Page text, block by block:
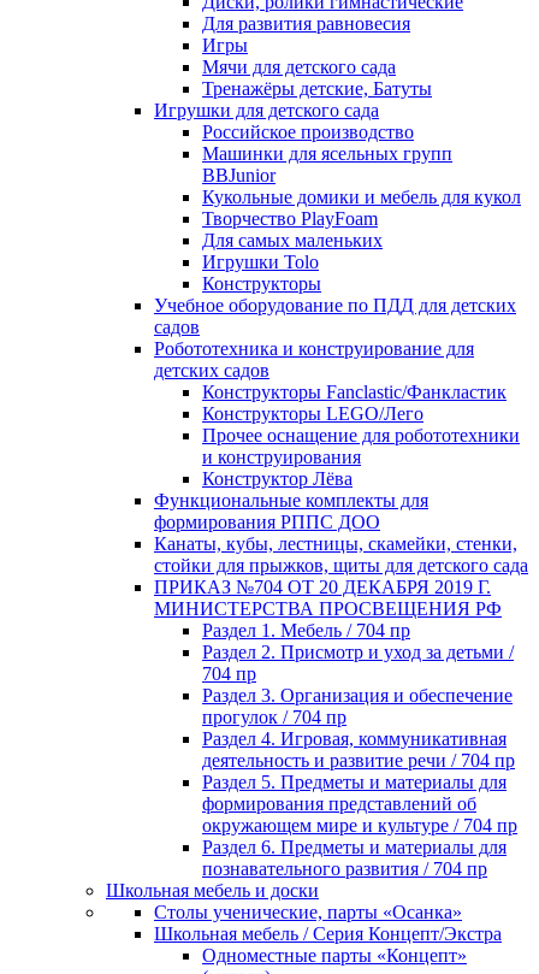
Для развития равновесия
Игры
Мячи для детского сада
Тренажёры детские, Батуты
Игрушки для детского сада
Российское производство
Машинки для ясельных групп
BBJunior
Кукольные домики и мебель для кукол
Творчество PlayFoam
Для самых маленьких
Игрушки Tolo
Конструкторы
Учебное оборудование по ПДД для детских
садов
Робототехника и конструирование для
детских садов
Конструкторы Fanclastic/Фанкластик
Конструкторы LEGO/Лего
Прочее оснащение для робототехники
и конструирования
Конструктор Лёва
Функциональные комплекты для
формирования РППС ДОО
Канаты, кубы, лестницы, скамейки, стенки,
стойки для прыжков, щиты для детского сада
ПРИКАЗ №704 ОТ 20 ДЕКАБРЯ 2019 Г.
МИНИСТЕРСТВА ПРОСВЕЩЕНИЯ РФ
Раздел 1. Мебель / 704 пр
Раздел 2. Присмотр и уход за детьми /
704 пр
Раздел 3. Организация и обеспечение
прогулок / 704 пр
Раздел 4. Игровая, коммуникативная
деятельность и развитие речи / 704 пр
Раздел 5. Предметы и материалы для
формирования представлений об
окружающем мире и культуре / 704 пр
Раздел 6. Предметы и материалы для
познавательного развития / 704 пр
Школьная мебель и доски
Столы ученические, парты «Осанка»
Школьная мебель / Серия Концепт/Экстра
Одноместные парты «Концепт»